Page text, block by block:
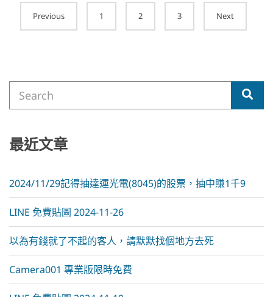
Posts
navigation
Previous 1 2 3 Next
for:
最近文章
2024/11/29記得抽達運光電(8045)的股票，抽中賺1千9
LINE 免費貼圖 2024-11-26
以為有錢就了不起的客人，請默默找個地方去死
Camera001 專業版限時免費